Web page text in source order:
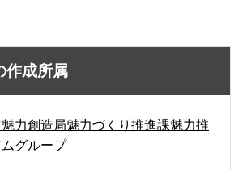
作成所属
力創造局魅力づくり推進課魅力推
グループ